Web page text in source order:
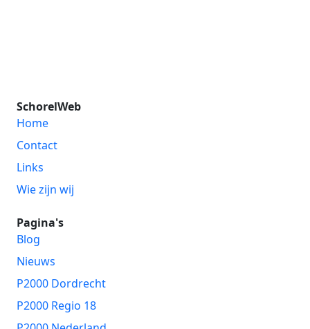
SchorelWeb
Home
Contact
Links
Wie zijn wij
Pagina's
Blog
Nieuws
P2000 Dordrecht
P2000 Regio 18